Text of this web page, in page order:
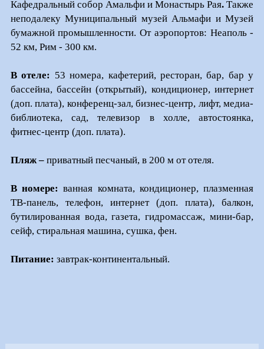
Кафедральный собор АмальфииМонастырь Рая. Также
неподалекуМуниципальный музей Альмафи иМузей
бумажной промышленности. От аэропортов: Неаполь -
52 км, Рим - 300 км.
В отеле: 53 номера, кафетерий, ресторан, бар, бар у
бассейна, бассейн (открытый), кондиционер, интернет
(доп. плата), конференц-зал, бизнес-центр, лифт, медиа-
библиотека, сад, телевизор в холле, автостоянка,
фитнес-центр (доп. плата).
Пляж –приватный песчаный, в 200 м от отеля.
В номере: ванная комната, кондиционер, плазменная
ТВ-панель, телефон, интернет (доп. плата), балкон,
бутилированная вода, газета, гидромассаж, мини-бар,
сейф, стиральная машина, сушка, фен.
Питание: завтрак-континентальный.